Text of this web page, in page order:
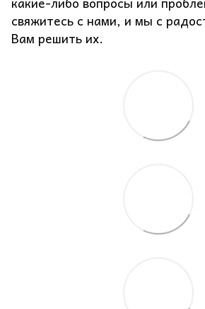
свяжитесь с нами, и мы с
Вам решить их.